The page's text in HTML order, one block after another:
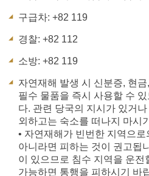
구급차: +82 119
경찰: +82 112
소방: +82 119
자연재해 발생 시 신분증, 현
필수 물품을 즉시 사용할 수
다. 관련 당국의 지시가 있거
외하고는 숙소를 떠나지 마시
• 자연재해가 빈번한 지역으
아니라면 피하는 것이 권고됩
이 있으므로 침수 지역을 운전
가능하면 통행을 피하시기 바